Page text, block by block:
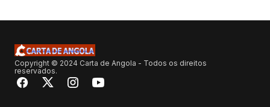
Copyright © 2024 Carta de Angola - Todos os direitos
reservados.